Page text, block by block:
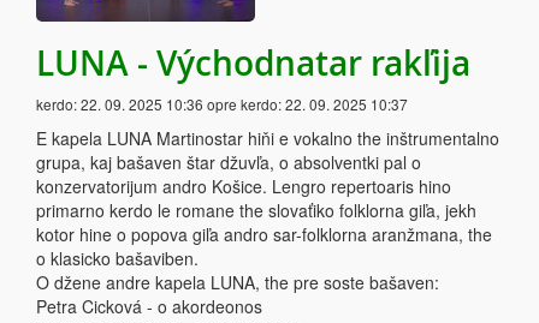
LUNA - Východnatar rakľija
kerdo:22. 09. 2025 10:36 opre kerdo:22. 09. 2025 10:37
E kapela LUNA Martinostar hiňi e vokalno the inštrumentalno
grupa, kaj bašaven štar džuvľa, o absolventki pal o
konzervatorijum andro Košice. Lengro repertoaris hino
primarno kerdo le romane the slovaťiko folklorna giľa, jekh
kotor hine o popova giľa andro sar-folklorna aranžmana, the
o klasicko bašaviben.
O džene andre kapela LUNA, the pre soste bašaven:
Petra Cicková - o akordeonos